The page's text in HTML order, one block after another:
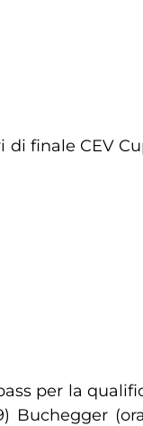
finale CEV
per la
Buchegger